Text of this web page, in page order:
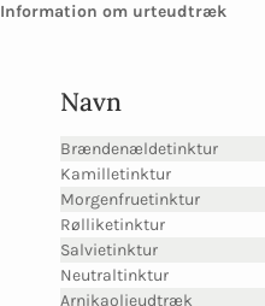
Information om urteudtræk
Navn
Brændenældetinktur
Kamilletinktur
Morgenfruetinktur
Rølliketinktur
Salvietinktur
Neutraltinktur
Arnikaolieudtræk